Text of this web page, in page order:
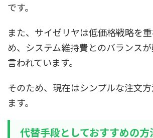
です。
また、サイゼリヤは低価格戦略を
め、システム維持費とのバランス
言われています。
そのため、現在はシンプルな注文
ます。
代替手段としておすすめの方